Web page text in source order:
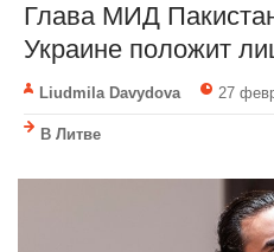
Глава МИД
Украине положит
Liudmila Davydova 27
В Литве